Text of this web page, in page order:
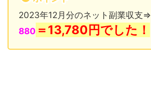
2023年12月分のネット副業収支⇒
880 ＝13,780 円でした！